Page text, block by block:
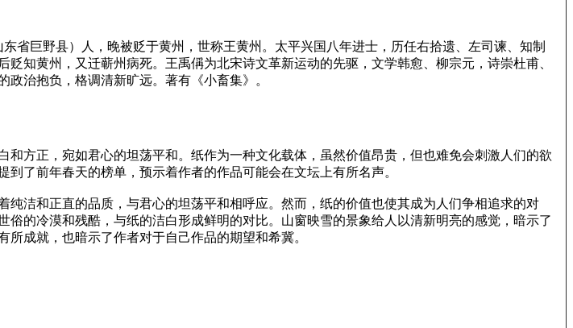
省巨野县）人，晚被贬于黄州，世称王黄州。太平兴国八年进士，历任右拾遗、左司谏、知制
知黄州，又迁蕲州病死。王禹偁为北宋诗文革新运动的先驱，文学韩愈、柳宗元，诗崇杜甫、
治抱负，格调清新旷远。著有《小畜集》。
和方正，宛如君心的坦荡平和。纸作为一种文化载体，虽然价值昂贵，但也难免会刺激人们的欲
了前年春天的榜单，预示着作者的作品可能会在文坛上有所名声。
洁和正直的品质，与君心的坦荡平和相呼应。然而，纸的价值也使其成为人们争相追求的对
的冷漠和残酷，与纸的洁白形成鲜明的对比。山窗映雪的景象给人以清新明亮的感觉，暗示了
成就，也暗示了作者对于自己作品的期望和希冀。